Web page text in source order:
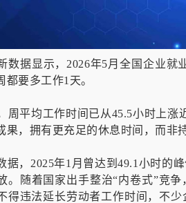
数据显示，2026年5月全国企业
要多工作1天。
周平均工作时间已从45.5小时上
果，拥有更充足的休息时间，而非
据，2025年1月曾达到49.1小时的
。随着国家出手整治“内卷式”竞
得违法延长劳动者工作时间，不